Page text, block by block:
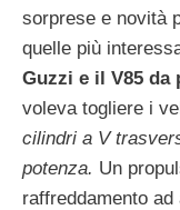
sorprese e novità
quelle più
Guzzi e il V85 da
voleva togliere i
cilindri a V
potenza. Un
raffreddamento